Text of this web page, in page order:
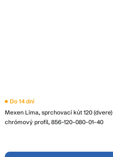
Mexen Lima, sprchovací kút 120
chrómový profil, 856-120-080-01-40
Do 14 dní